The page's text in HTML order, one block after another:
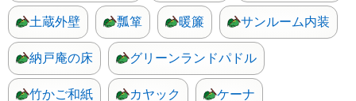
土蔵外壁 瓢箪 暖簾 サンルーム内装
納戸庵の床 グリーンランドパドル
竹かご和紙 カヤック ケーナ